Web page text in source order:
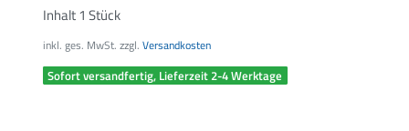
Inhalt1Stück
inkl. ges. MwSt. zzgl.Versandkosten
Sofort versandfertig, Lieferzeit 2-4 Werktage